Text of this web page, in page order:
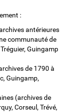
:
antérieures
communauté de
Guingamp
de 1790 à
Guingamp,
(archives de
Corseul, Trévé,